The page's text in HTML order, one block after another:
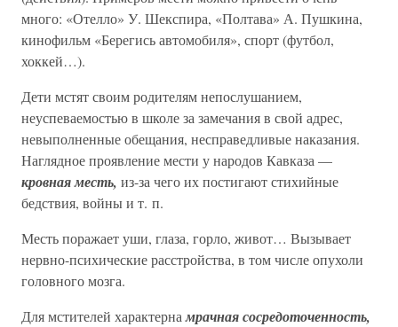
много: «Отелло» У. Шекспира, «Полтава» А. Пушкина,
кинофильм «Берегись автомобиля», спорт (футбол,
хоккей…).
Дети мстят своим родителям непослушанием,
неуспеваемостью в школе за замечания в свой адрес,
невыполненные обещания, несправедливые наказания.
Наглядное проявление мести у народов Кавказа —
кровная месть, из-за чего их постигают стихийные
бедствия, войны и т. п.
Месть поражает уши, глаза, горло, живот… Вызывает
нервно-психические расстройства, в том числе опухоли
головного мозга.
Для мстителей характернамрачная сосредоточенность,